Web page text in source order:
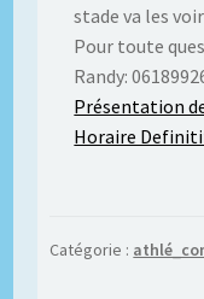
stade va les
Pour toute
Randy:
Présentation
Horaire
Catégorie :